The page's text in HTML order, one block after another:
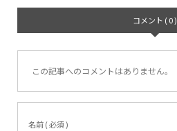
コメント ( 0 )
この記事へのコメントはありません。
名前 ( 必須 )